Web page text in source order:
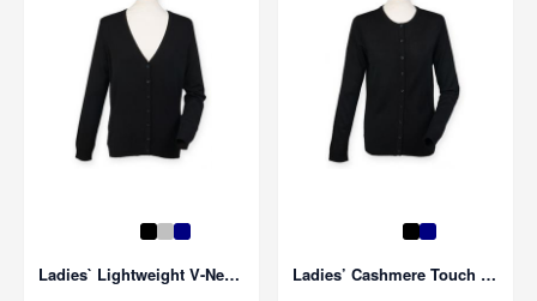
Ladies` Lightweight V-Neck Short Cardigan Ladies’ Cashmere Touch Acrylic Crew Neck Cardigan